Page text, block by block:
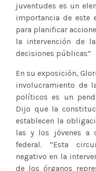
juventudes es un
importancia de este
para planificar
la intervención de
decisiones públicas”
En su exposición,
involucramiento de
políticos es un
Dijo que la
establecen la
las y los jóvenes a
federal. “Esta
negativo en la
de los órganos